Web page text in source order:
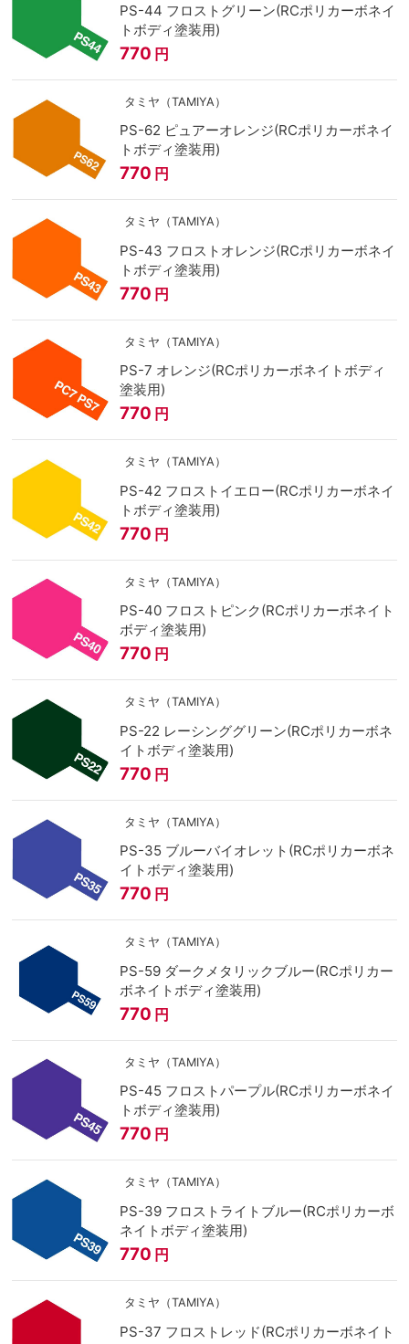
PS-44 フロストグリーン(RCポリカーボネイ
トボディ塗装用)
770 円
タミヤ（TAMIYA）
PS-62 ピュアーオレンジ(RCポリカーボネイ
トボディ塗装用)
770 円
タミヤ（TAMIYA）
PS-43 フロストオレンジ(RCポリカーボネイ
トボディ塗装用)
770 円
タミヤ（TAMIYA）
PS-7 オレンジ(RCポリカーボネイトボディ
塗装用)
770 円
タミヤ（TAMIYA）
PS-42 フロストイエロー(RCポリカーボネイ
トボディ塗装用)
770 円
タミヤ（TAMIYA）
PS-40 フロストピンク(RCポリカーボネイト
ボディ塗装用)
770 円
タミヤ（TAMIYA）
PS-22 レーシンググリーン(RCポリカーボネ
イトボディ塗装用)
770 円
タミヤ（TAMIYA）
PS-35 ブルーバイオレット(RCポリカーボネ
イトボディ塗装用)
770 円
タミヤ（TAMIYA）
PS-59 ダークメタリックブルー(RCポリカー
ボネイトボディ塗装用)
770 円
タミヤ（TAMIYA）
PS-45 フロストパープル(RCポリカーボネイ
トボディ塗装用)
770 円
タミヤ（TAMIYA）
PS-39 フロストライトブルー(RCポリカーボ
ネイトボディ塗装用)
770 円
タミヤ（TAMIYA）
PS-37 フロストレッド(RCポリカーボネイト